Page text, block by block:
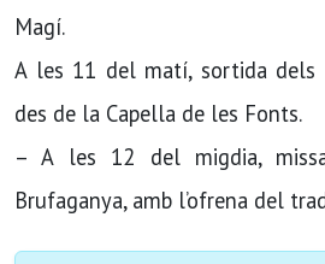
Magí.
A les 11 del matí, sortida dels
des de la Capella de les Fonts.
– A les 12 del migdia,
Brufaganya, amb l’ofrena del